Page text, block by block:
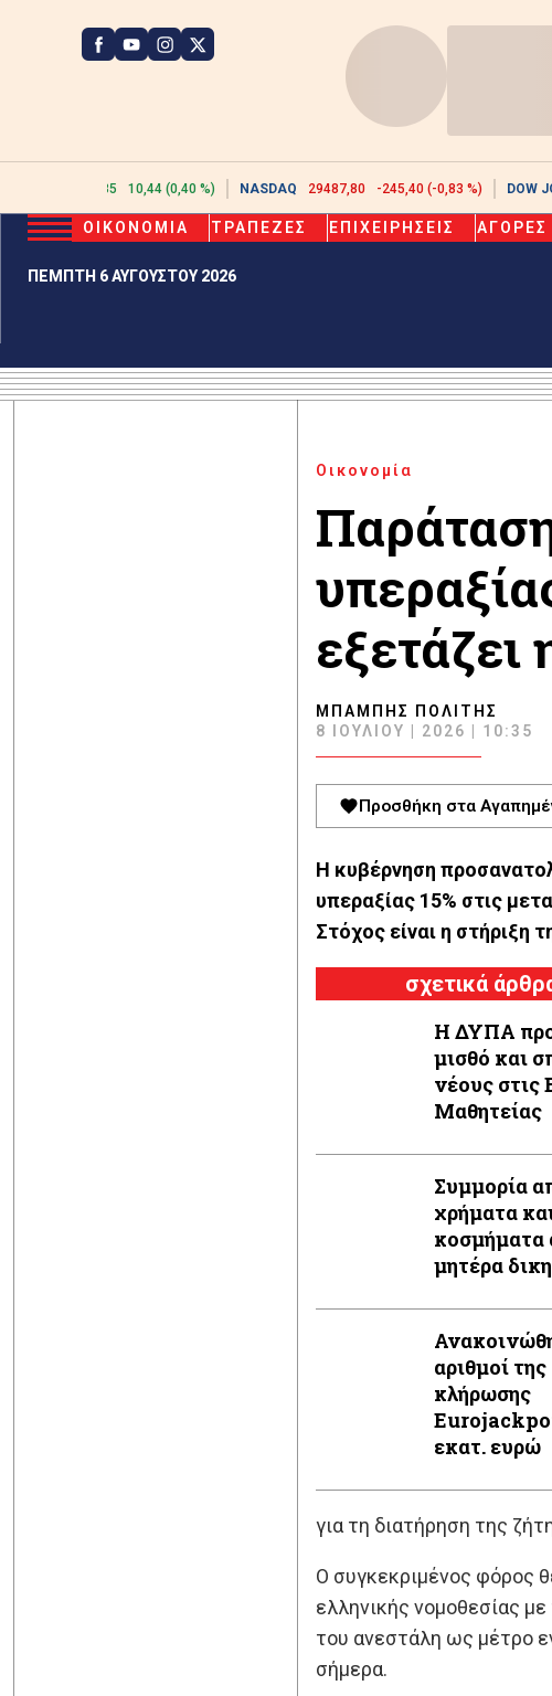
2634,35 10,44 (0,40 %) NASDAQ 29487,80 -245,40 (-0,83 %) DOW
ΠΕΜΠΤΗ 6 ΑΥΓΟΥΣΤΟΥ 2026
ΟΙΚΟΝΟΜΙΑ ΤΡΑΠΕΖΕΣ ΕΠΙΧΕΙΡΗΣΕΙΣ ΑΓΟΡΕΣ
Οικονομία
ΜΠΆΜΠΗΣ ΠΟΛΊΤΗΣ
8 ΙΟΥΛΊΟΥ | 2026 | 10:35
Προσθήκη στα
Η κυβέρνηση
υπεραξίας 15% στις
Στόχος είναι η στήριξη
σχετικά
Η ΔΥΠΑ
μισθό και
νέους
Μαθητείας
Συμμορία
χρήματα
κοσμήματα
μητέρα
αριθμοί της
κλήρωσης
εκατ. ευρώ
για τη διατήρηση της
Ο συγκεκριμένος φόρος
ελληνικής νομοθεσίας
του ανεστάλη ως μέτρο
σήμερα.